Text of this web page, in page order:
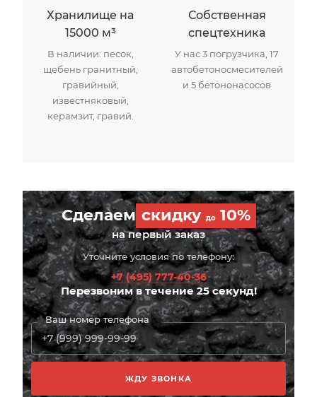
Хранилище на
15000 м³
В наличии: песок,
щебень гранитный,
гравийный,
известняковый,
керамзит, гравий.
Собственная
спецтехника
У нас 3 погрузчика, 17
автобетоносмесителей
и 5 бетононасосов
Сделаем скидку до10%
на первый заказ
Уточните условия по телефону:
+7 (495) 777-40-36
Перезвоним в течение 25 секунд!
Ваш номер телефона